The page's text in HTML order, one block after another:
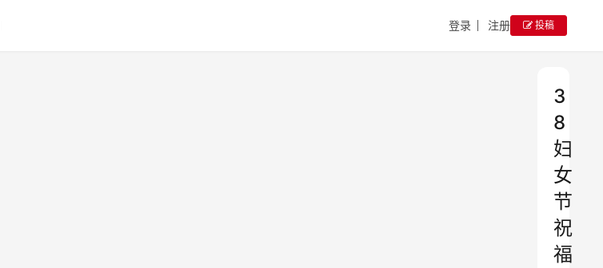
登录 注册 投稿
3
8
妇
女
节
祝
福